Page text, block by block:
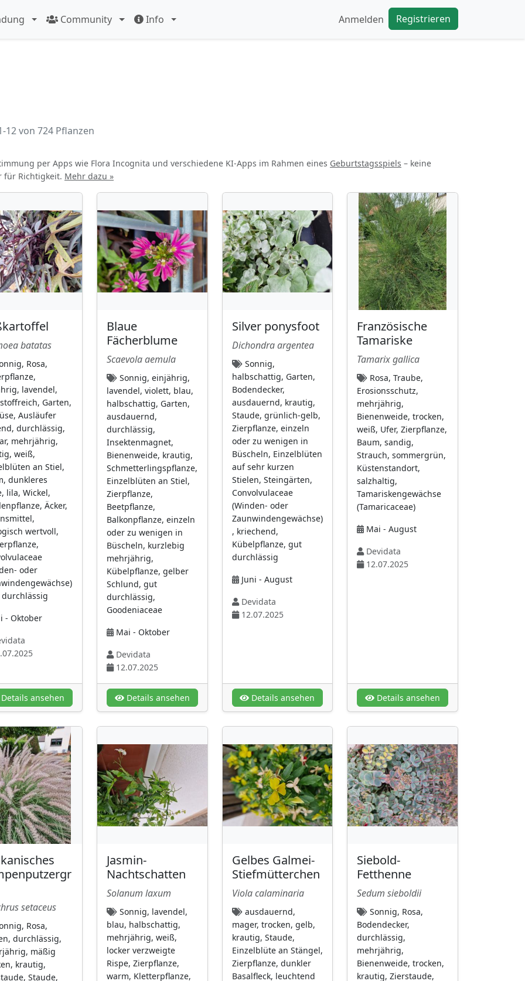
Community Info Anmelden Registrieren
12 von 724 Pflanzen
per Apps wie Flora Incognita und verschiedene KI-Apps im Rahmen eines Geburtstagsspiels – keine
für Richtigkeit. Mehr dazu »
batatas
Rosa,
lavendel,
Garten,
Ausläufer
durchlässig,
mehrjährig,
weiß,
an Stiel,
dunkleres
lila, Wickel,
Äcker,
wertvoll,
oder
- Oktober
ansehen
Blaue
Fächerblume
Scaevola aemula
Sonnig, einjährig,
lavendel, violett, blau,
halbschattig, Garten,
ausdauernd,
durchlässig,
Insektenmagnet,
Bienenweide, krautig,
Schmetterlingspflanze,
Einzelblüten an Stiel,
Zierpflanze,
Beetpflanze,
Balkonpflanze, einzeln
oder zu wenigen in
Büscheln, kurzlebig
mehrjährig,
Kübelpflanze, gelber
Schlund, gut
durchlässig,
Goodeniaceae
Mai - Oktober
Devidata
12.07.2025
Details ansehen
Silver ponysfoot
Dichondra argentea
Sonnig,
halbschattig, Garten,
Bodendecker,
ausdauernd, krautig,
Staude, grünlich-gelb,
Zierpflanze, einzeln
oder zu wenigen in
Büscheln, Einzelblüten
auf sehr kurzen
Stielen, Steingärten,
Convolvulaceae
(Winden- oder
Zaunwindengewächse)
, kriechend,
Kübelpflanze, gut
durchlässig
Juni - August
Devidata
12.07.2025
Details ansehen
Französische
Tamariske
Tamarix gallica
Rosa, Traube,
Erosionsschutz,
mehrjährig,
Bienenweide, trocken,
weiß, Ufer, Zierpflanze,
Baum, sandig,
Strauch, sommergrün,
Küstenstandort,
salzhaltig,
Tamariskengewächse
(Tamaricaceae)
Mai - August
Devidata
12.07.2025
Details ansehen
setaceus
Rosa,
durchlässig,
mäßig
krautig,
Staude,
Jasmin-
Nachtschatten
Solanum laxum
Sonnig, lavendel,
blau, halbschattig,
mehrjährig, weiß,
locker verzweigte
Rispe, Zierpflanze,
warm, Kletterpflanze,
Gelbes Galmei-
Stiefmütterchen
Viola calaminaria
ausdauernd,
mager, trocken, gelb,
krautig, Staude,
Einzelblüte an Stängel,
Zierpflanze, dunkler
Basalfleck, leuchtend
Siebold-
Fetthenne
Sedum sieboldii
Sonnig, Rosa,
Bodendecker,
durchlässig,
mehrjährig,
Bienenweide, trocken,
krautig, Zierstaude,